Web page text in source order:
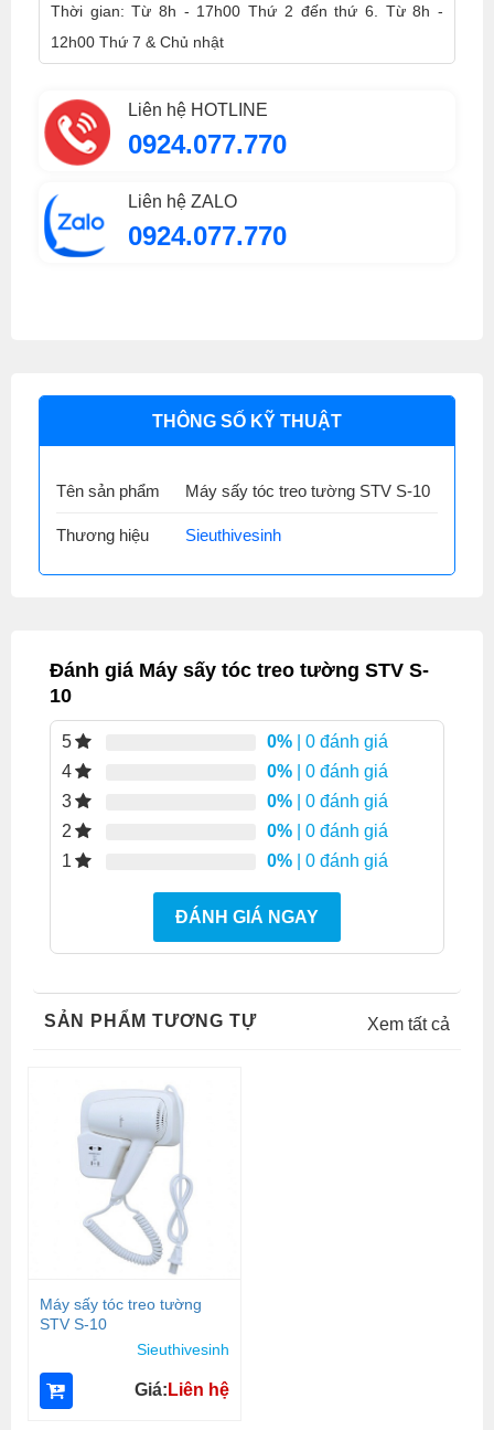
Thời gian: Từ 8h - 17h00 Thứ 2 đến thứ 6. Từ 8h -
12h00 Thứ 7 & Chủ nhật
Liên hệ HOTLINE
0924.077.770
Liên hệ ZALO
0924.077.770
THÔNG SỐ KỸ THUẬT
Tên sản phẩm Máy sấy tóc treo tường STV S-10
Thương hiệu Sieuthivesinh
Đánh giá Máy sấy tóc treo tường STV S-
10
5 0% | 0 đánh giá
4
0% | 0 đánh giá
3
0% | 0 đánh giá
2
0% | 0 đánh giá
1
0% | 0 đánh giá
ĐÁNH GIÁ NGAY
SẢN PHẨM TƯƠNG TỰ Xem tất cả
Máy sấy tóc treo tường
STV S-10
Sieuthivesinh
Giá: Liên hệ